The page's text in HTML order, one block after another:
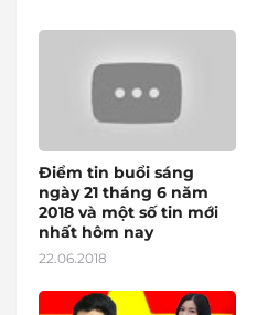
Điểm tin buổi sáng
ngày 21 tháng 6 năm
2018 và một số tin mới
nhất hôm nay
22.06.2018